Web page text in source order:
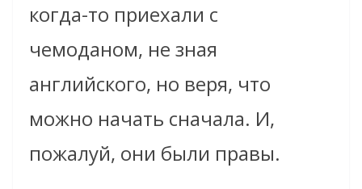
когда-то приехали с
чемоданом, не зная
английского, но веря, что
можно начать сначала. И,
пожалуй, они были правы.